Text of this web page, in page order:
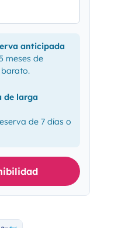
anticipada
meses de
de larga
de 7 días o